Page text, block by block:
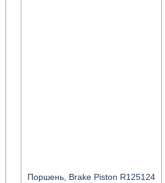
Поршень, Brake Piston R125124